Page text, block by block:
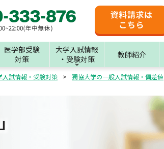
医学部受験
対策
大学入試情報
・受験対策
教師紹介
入試情報・受験対策
獨協大学の一般入試情報・偏差値